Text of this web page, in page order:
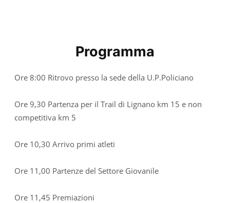
Programma
Ore 8:00 Ritrovo presso la sede della U.P.Policiano
Ore 9,30 Partenza per il Trail di Lignano km 15 e non
competitiva km 5
Ore 10,30 Arrivo primi atleti
Ore 11,00 Partenze del Settore Giovanile
Ore 11,45 Premiazioni